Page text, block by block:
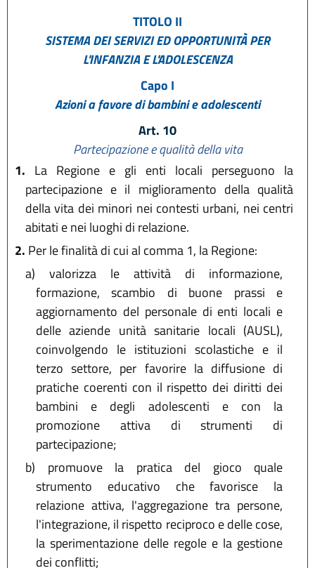
TITOLO II
SISTEMA DEI SERVIZI ED OPPORTUNITÀ PER
L'INFANZIA E L'ADOLESCENZA
Capo I
Azioni a favore di bambini e adolescenti
Art. 10
Partecipazione e qualità della vita
1. La Regione e gli enti locali perseguono la
partecipazione e il miglioramento della qualità
della vita dei minori nei contesti urbani, nei centri
abitati e nei luoghi di relazione.
2. Per le finalità di cui al comma 1, la Regione:
a) valorizza le attività di informazione,
formazione, scambio di buone prassi e
aggiornamento del personale di enti locali e
delle aziende unità sanitarie locali (AUSL),
coinvolgendo le istituzioni scolastiche e il
terzo settore, per favorire la diffusione di
pratiche coerenti con il rispetto dei diritti dei
bambini e degli adolescenti e con la
promozione attiva di strumenti di
partecipazione;
b) promuove la pratica del gioco quale
strumento educativo che favorisce la
relazione attiva, l'aggregazione tra persone,
l'integrazione, il rispetto reciproco e delle cose,
la sperimentazione delle regole e la gestione
dei conflitti;